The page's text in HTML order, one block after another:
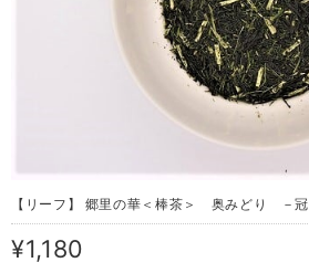
【リーフ】 郷里の華＜棒茶＞ 奥みどり －冠
¥1,180